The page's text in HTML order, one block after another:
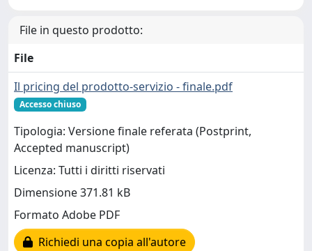
File in questo prodotto:
File
Il pricing del prodotto-servizio - finale.pdf
Accesso chiuso
Tipologia: Versione finale referata (Postprint,
Accepted manuscript)
Licenza: Tutti i diritti riservati
Dimensione 371.81 kB
Formato Adobe PDF
Richiedi una copia all'autore